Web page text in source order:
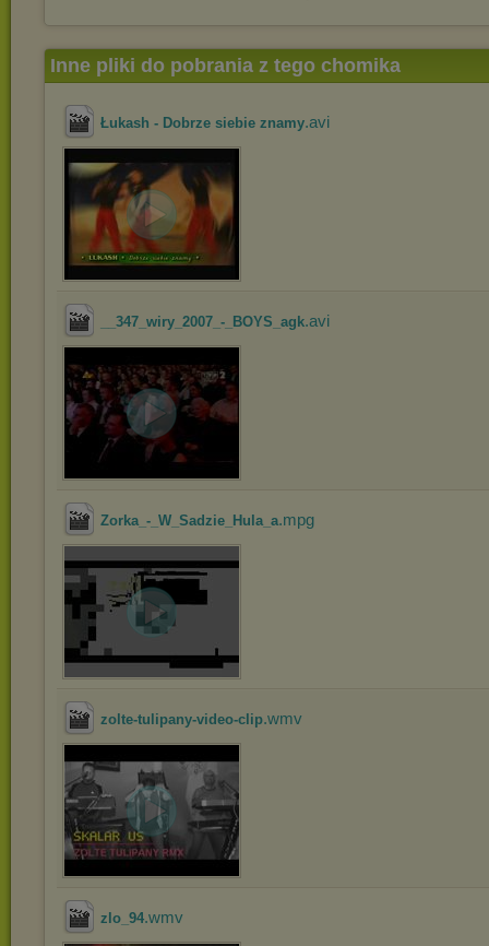
Inne pliki do pobrania z tego chomika
Łukash - Dobrze siebie znamy.avi
__347_wiry_2007_-_BOYS_agk.avi
Zorka_-_W_Sadzie_Hula_a.mpg
zolte-tulipany-video-clip.wmv
zlo_94.wmv